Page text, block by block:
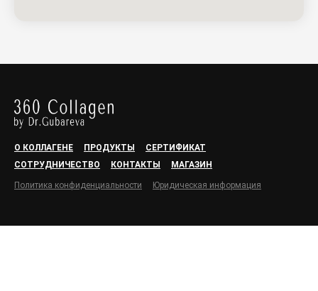
О КОЛЛАГЕНЕ ПРОДУКТЫ
СЕРТИФИКАТ
СОТРУДНИЧЕСТВО
КОНТАКТЫ МАГАЗИН
Политика конфиденциальности Юридическая информация